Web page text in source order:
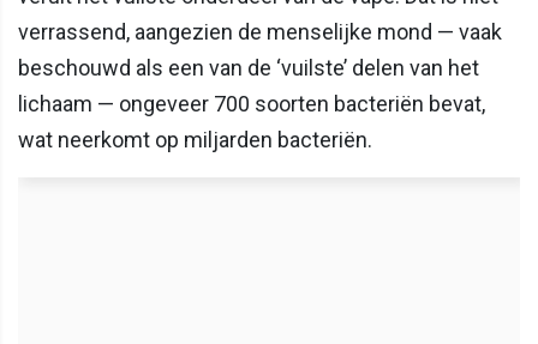
verrassend, aangezien de menselijke mond — vaak
beschouwd als een van de ‘vuilste’ delen van het
lichaam — ongeveer 700 soorten bacteriën bevat,
wat neerkomt op miljarden bacteriën.